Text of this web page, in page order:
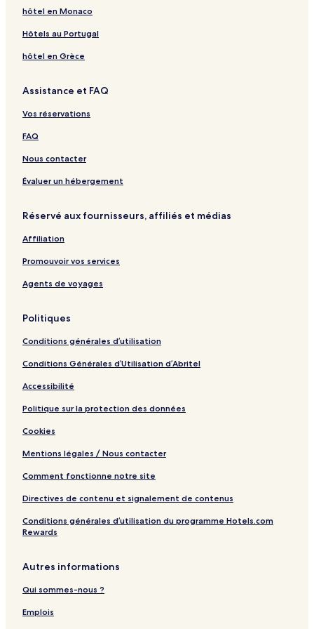
e
l
t
e
s
u
i
r
a
a
a
s
s
a
e
S
a
-
M
G
l
r
y
C
o
l
c
i
o
n
g
a
d
o
c
é
a
n
g
d
o
r
l
a
z
a
a
m
a
r
g
a
b
o
hôtel en Monaco
Hôtels au Portugal
hôtel en Grèce
Assistance et FAQ
Vos réservations
FAQ
Nous contacter
Évaluer un hébergement
Réservé aux fournisseurs, affiliés et médias
Affiliation
Promouvoir vos services
Agents de voyages
Politiques
Conditions générales d’utilisation
Conditions Générales d’Utilisation d’Abritel
Accessibilité
Politique sur la protection des données
Cookies
Mentions légales / Nous contacter
Comment fonctionne notre site
Directives de contenu et signalement de contenus
Conditions générales d’utilisation du programme Hotels.com
Rewards
Autres informations
Qui sommes-nous ?
Emplois